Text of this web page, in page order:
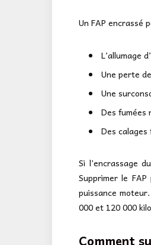
Un FAP encrassé
L’allumage
Une perte
Une
Des fumées
Des
Si l’encrassage
Supprimer le
puissance
000 et 120 000
Comment